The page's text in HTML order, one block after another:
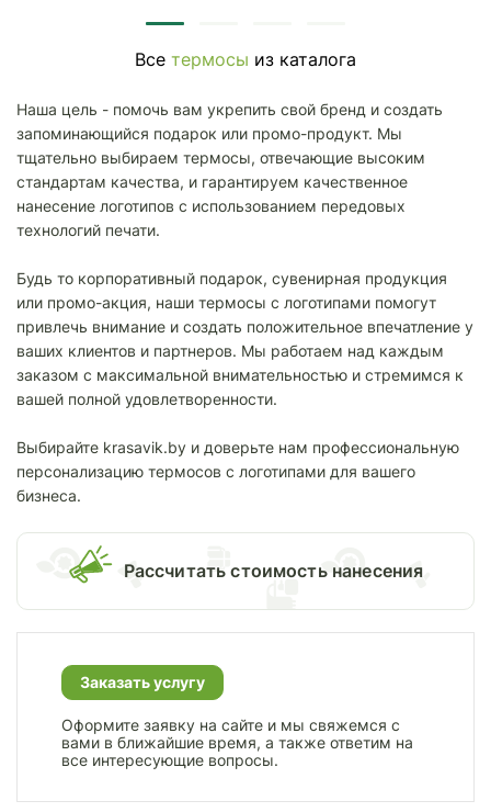
Все термосы из каталога
Наша цель - помочь вам укрепить свой бренд и создать
запоминающийся подарок или промо-продукт. Мы
тщательно выбираем термосы, отвечающие высоким
стандартам качества, и гарантируем качественное
нанесение логотипов с использованием передовых
технологий печати.
Будь то корпоративный подарок, сувенирная продукция
или промо-акция, наши термосы с логотипами помогут
привлечь внимание и создать положительное впечатление у
ваших клиентов и партнеров. Мы работаем над каждым
заказом с максимальной внимательностью и стремимся к
вашей полной удовлетворенности.
Выбирайте krasavik.by и доверьте нам профессиональную
персонализацию термосов с логотипами для вашего
бизнеса.
Раcсчитать стоимость нанесения
Заказать услугу
Оформите заявку на сайте и мы свяжемся с
вами в ближайшие время, а также ответим на
все интересующие вопросы.